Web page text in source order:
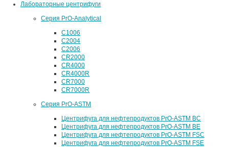
Лабораторные центрифуги
Серия PrO-Analytical
C1006
C2004
C2006
CR2000
CR4000
CR4000R
CR7000
CR7000R
Серия PrO-ASTM
Центрифуга для нефтепродуктов PrO-ASTM BC
Центрифуга для нефтепродуктов PrO-ASTM BE
Центрифуга для нефтепродуктов PrO-ASTM FSC
Центрифуга для нефтепродуктов PrO-ASTM FSE